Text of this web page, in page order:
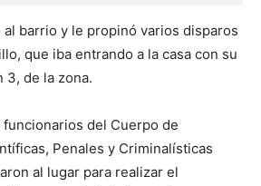
barrio y le propinó varios disparos
que iba entrando a la casa con su
3, de la zona.
del Cuerpo de
Penales y Criminalísticas
al lugar para realizar el